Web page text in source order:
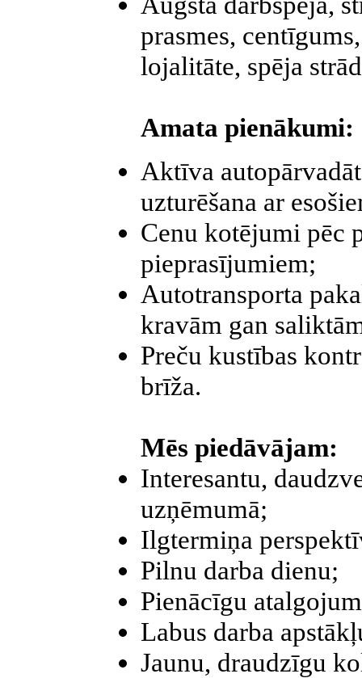
prasmes,
lojalitāte, spēja
Amata pienākumi:
Aktīva
uzturēšana ar
Cenu kotējumi pēc
pieprasījumiem;
Autotransporta
kravām gan
Preču kustības
brīža.
Mēs piedāvājam:
Interesantu,
uzņēmumā;
Ilgtermiņa
Pilnu darba dienu;
Pienācīgu
Labus darba
Jaunu, draudzīgu